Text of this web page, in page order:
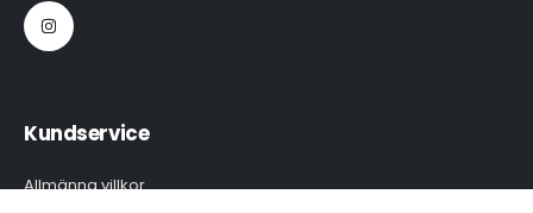
Kundservice
Allmänna villkor